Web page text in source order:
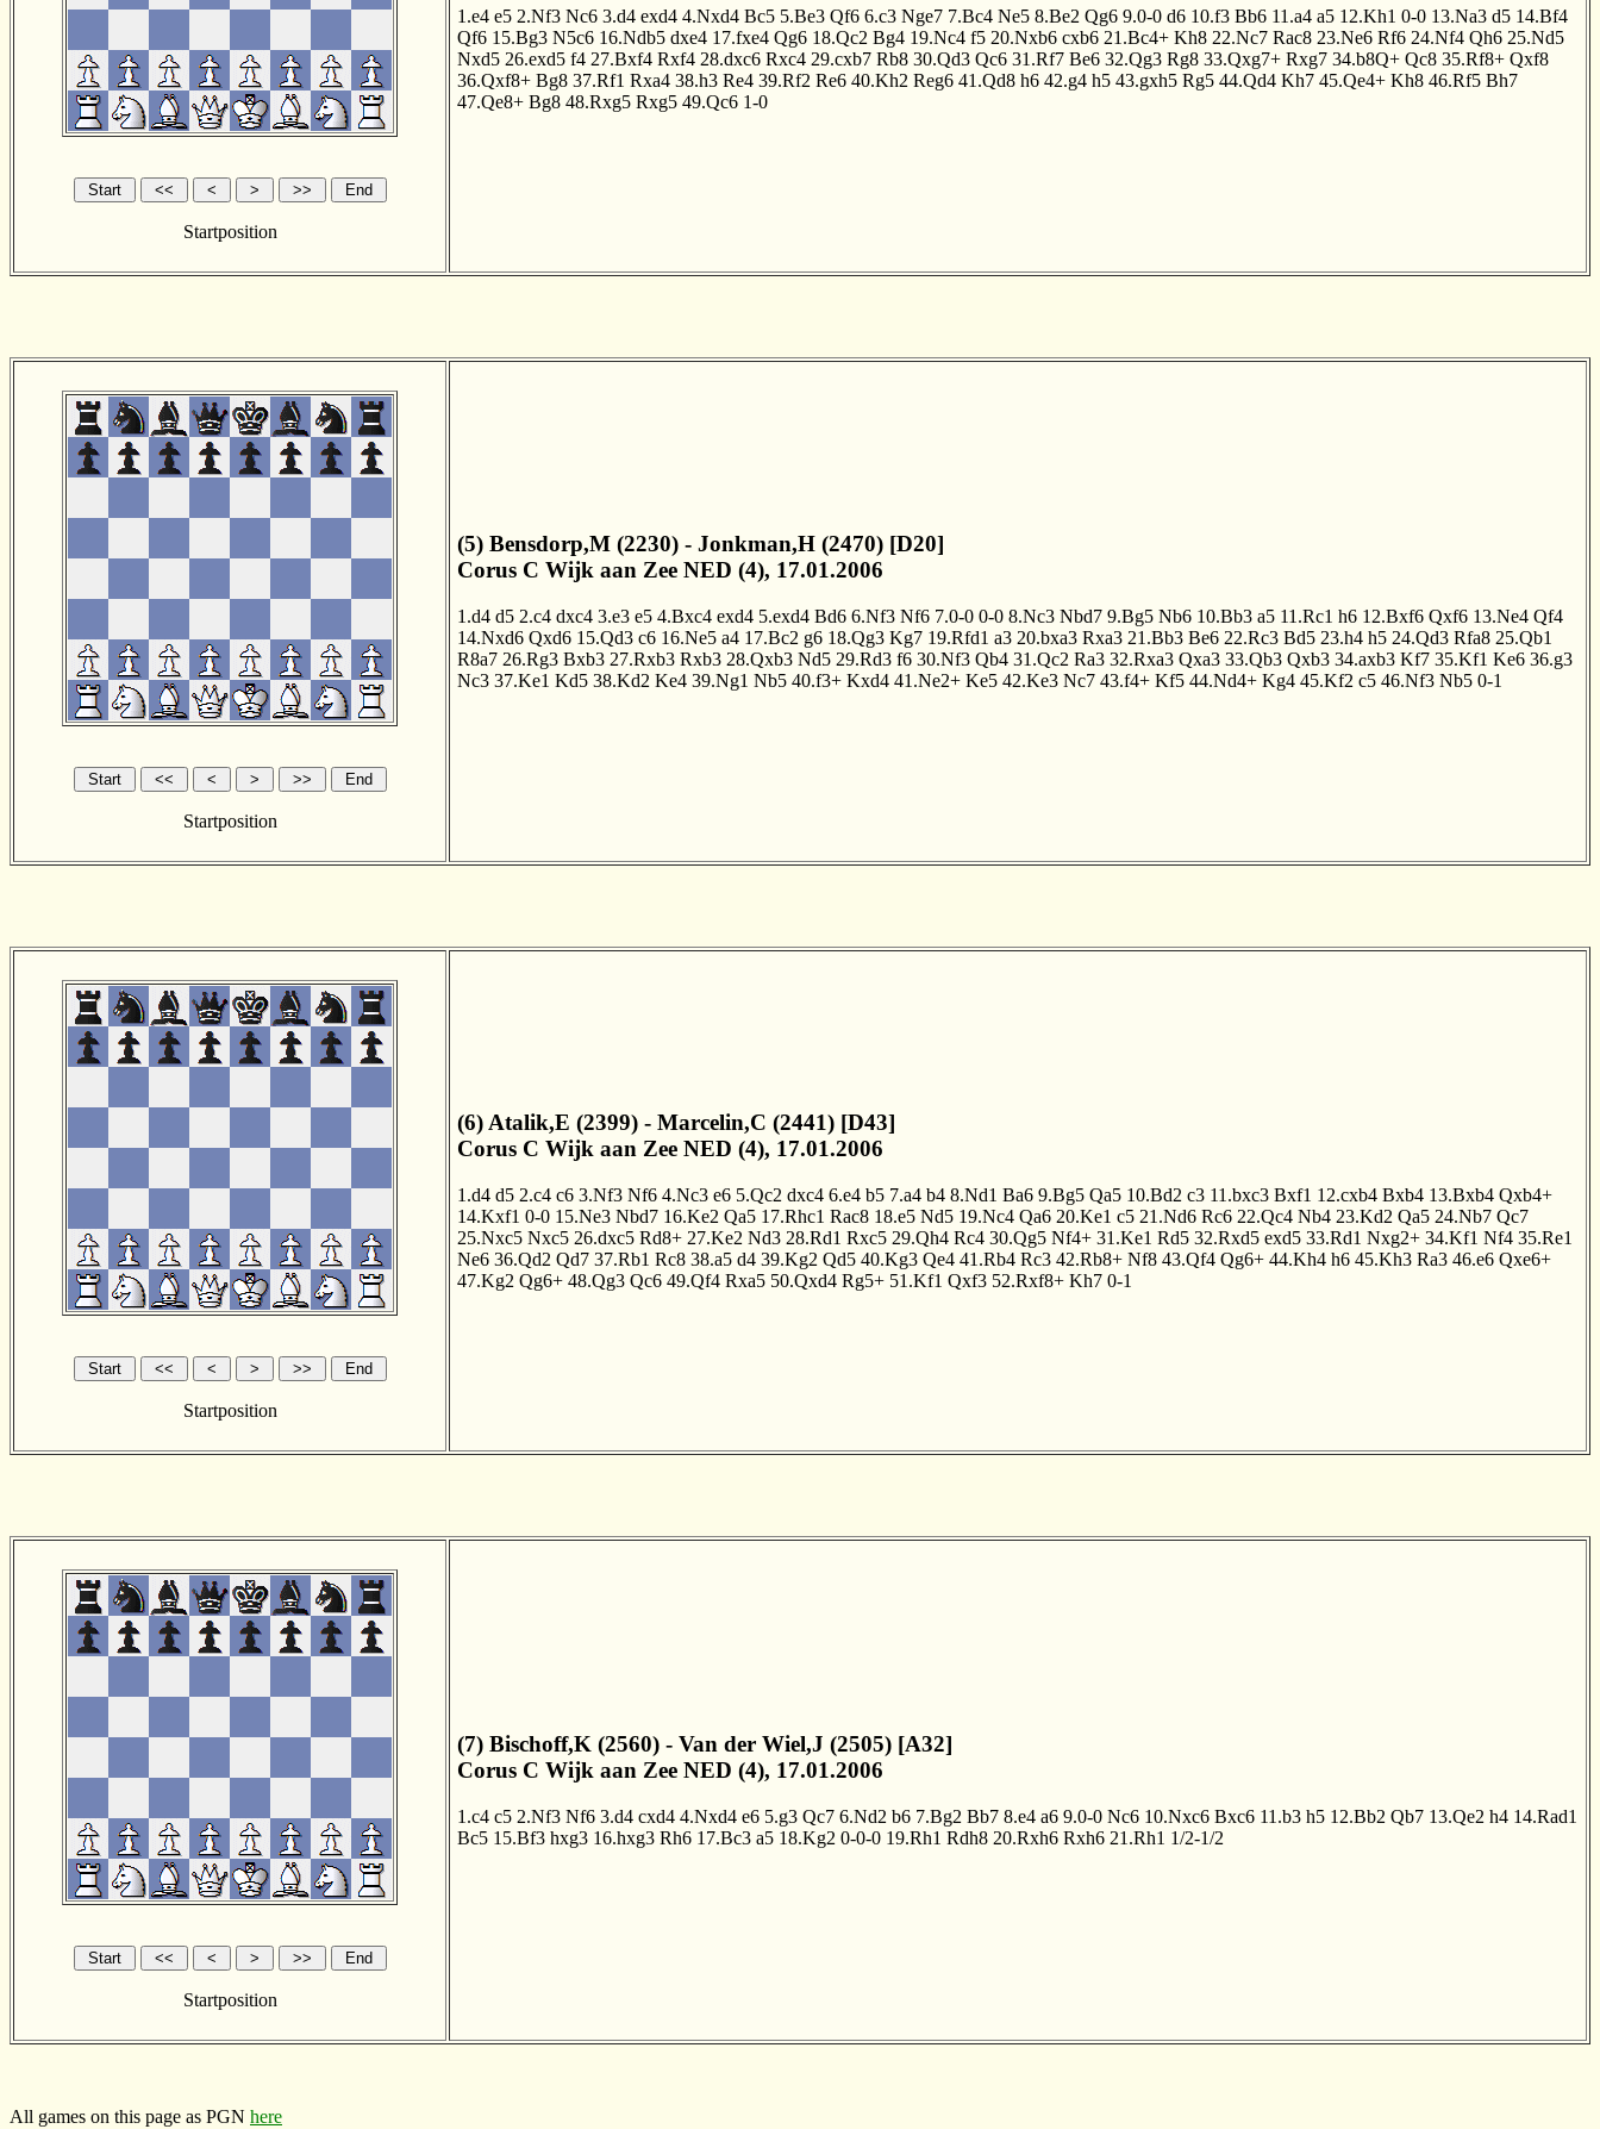
Startposition
1.e4 e5 2.Nf3 Nc6 3.d4 exd4 4.Nxd4 Bc5 5.Be3 Qf6 6.c3 Nge7 7.Bc4 Ne5 8.Be2 Qg6 9.0-0 d6 10.f3 Bb6 11.a4 a5 12.Kh1 0-0 13.Na3 d5 14.Bf4
Qf6 15.Bg3 N5c6 16.Ndb5 dxe4 17.fxe4 Qg6 18.Qc2 Bg4 19.Nc4 f5 20.Nxb6 cxb6 21.Bc4+ Kh8 22.Nc7 Rac8 23.Ne6 Rf6 24.Nf4 Qh6 25.Nd5
Nxd5 26.exd5 f4 27.Bxf4 Rxf4 28.dxc6 Rxc4 29.cxb7 Rb8 30.Qd3 Qc6 31.Rf7 Be6 32.Qg3 Rg8 33.Qxg7+ Rxg7 34.b8Q+ Qc8 35.Rf8+ Qxf8
36.Qxf8+ Bg8 37.Rf1 Rxa4 38.h3 Re4 39.Rf2 Re6 40.Kh2 Reg6 41.Qd8 h6 42.g4 h5 43.gxh5 Rg5 44.Qd4 Kh7 45.Qe4+ Kh8 46.Rf5 Bh7
47.Qe8+ Bg8 48.Rxg5 Rxg5 49.Qc6 1-0
Startposition
(5) Bensdorp,M (2230) - Jonkman,H (2470) [D20]
Corus C Wijk aan Zee NED (4), 17.01.2006
1.d4 d5 2.c4 dxc4 3.e3 e5 4.Bxc4 exd4 5.exd4 Bd6 6.Nf3 Nf6 7.0-0 0-0 8.Nc3 Nbd7 9.Bg5 Nb6 10.Bb3 a5 11.Rc1 h6 12.Bxf6 Qxf6 13.Ne4 Qf4
14.Nxd6 Qxd6 15.Qd3 c6 16.Ne5 a4 17.Bc2 g6 18.Qg3 Kg7 19.Rfd1 a3 20.bxa3 Rxa3 21.Bb3 Be6 22.Rc3 Bd5 23.h4 h5 24.Qd3 Rfa8 25.Qb1
R8a7 26.Rg3 Bxb3 27.Rxb3 Rxb3 28.Qxb3 Nd5 29.Rd3 f6 30.Nf3 Qb4 31.Qc2 Ra3 32.Rxa3 Qxa3 33.Qb3 Qxb3 34.axb3 Kf7 35.Kf1 Ke6 36.g3
Nc3 37.Ke1 Kd5 38.Kd2 Ke4 39.Ng1 Nb5 40.f3+ Kxd4 41.Ne2+ Ke5 42.Ke3 Nc7 43.f4+ Kf5 44.Nd4+ Kg4 45.Kf2 c5 46.Nf3 Nb5 0-1
Startposition
(6) Atalik,E (2399) - Marcelin,C (2441) [D43]
Corus C Wijk aan Zee NED (4), 17.01.2006
1.d4 d5 2.c4 c6 3.Nf3 Nf6 4.Nc3 e6 5.Qc2 dxc4 6.e4 b5 7.a4 b4 8.Nd1 Ba6 9.Bg5 Qa5 10.Bd2 c3 11.bxc3 Bxf1 12.cxb4 Bxb4 13.Bxb4 Qxb4+
14.Kxf1 0-0 15.Ne3 Nbd7 16.Ke2 Qa5 17.Rhc1 Rac8 18.e5 Nd5 19.Nc4 Qa6 20.Ke1 c5 21.Nd6 Rc6 22.Qc4 Nb4 23.Kd2 Qa5 24.Nb7 Qc7
25.Nxc5 Nxc5 26.dxc5 Rd8+ 27.Ke2 Nd3 28.Rd1 Rxc5 29.Qh4 Rc4 30.Qg5 Nf4+ 31.Ke1 Rd5 32.Rxd5 exd5 33.Rd1 Nxg2+ 34.Kf1 Nf4 35.Re1
Ne6 36.Qd2 Qd7 37.Rb1 Rc8 38.a5 d4 39.Kg2 Qd5 40.Kg3 Qe4 41.Rb4 Rc3 42.Rb8+ Nf8 43.Qf4 Qg6+ 44.Kh4 h6 45.Kh3 Ra3 46.e6 Qxe6+
47.Kg2 Qg6+ 48.Qg3 Qc6 49.Qf4 Rxa5 50.Qxd4 Rg5+ 51.Kf1 Qxf3 52.Rxf8+ Kh7 0-1
Startposition
(7) Bischoff,K (2560) - Van der Wiel,J (2505) [A32]
Corus C Wijk aan Zee NED (4), 17.01.2006
1.c4 c5 2.Nf3 Nf6 3.d4 cxd4 4.Nxd4 e6 5.g3 Qc7 6.Nd2 b6 7.Bg2 Bb7 8.e4 a6 9.0-0 Nc6 10.Nxc6 Bxc6 11.b3 h5 12.Bb2 Qb7 13.Qe2 h4 14.Rad1
Bc5 15.Bf3 hxg3 16.hxg3 Rh6 17.Bc3 a5 18.Kg2 0-0-0 19.Rh1 Rdh8 20.Rxh6 Rxh6 21.Rh1 1/2-1/2
All games on this page as PGN here